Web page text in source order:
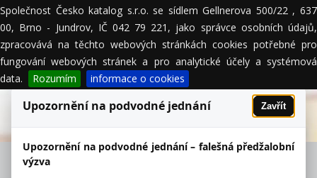
Společnost Česko katalog s.r.o. se sídlem Gellnerova 500/22 , 637
00, Brno - Jundrov, IČ 042 79 221, jako správce osobních údajů,
zpracovává na těchto webových stránkách cookies potřebné pro
fungování webových stránek a pro analytické účely a systémová
data.
Rozumím informace o cookies
MENU
BROŽOVÁ MARIE Ing. - firemní detail
Upozornění na podvodné jednání Zavřít
Upozornění na podvodné jednání – falešná předžalobní
výzva